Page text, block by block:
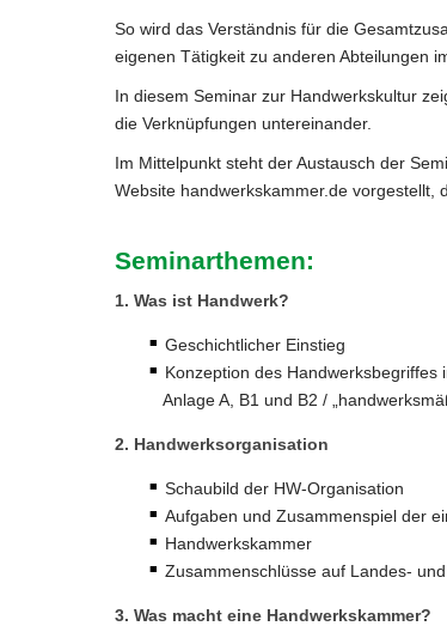
So wird das Verständnis für die
eigenen Tätigkeit zu anderen Abteilungen
In diesem Seminar zur Handwerkskultur
die Verknüpfungen untereinander.
Im Mittelpunkt steht der Austausch der
Website handwerkskammer.de vorgestellt,
Seminarthemen:
1. Was ist Handwerk?
Geschichtlicher Einstieg
Konzeption des Handwerksbegriffes
Anlage A, B1 und B2 /
2. Handwerksorganisation
Schaubild der HW-Organisation
Aufgaben und Zusammenspiel der
Handwerkskammer
Zusammenschlüsse auf Landes-
3. Was macht eine Handwerkskammer?